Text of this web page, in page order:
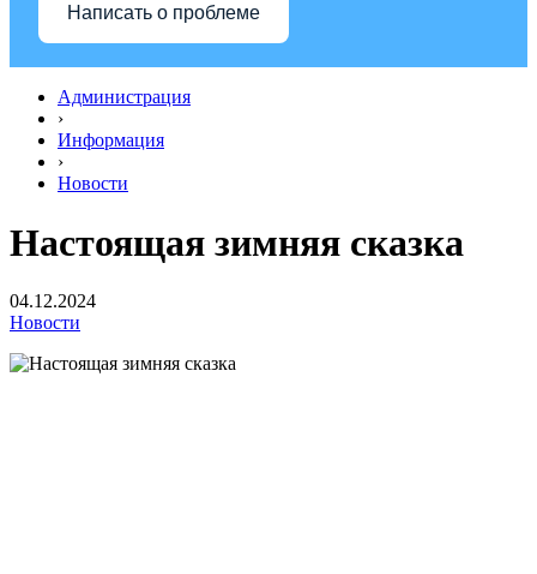
Написать о проблеме
Администрация
›
Информация
›
Новости
Настоящая зимняя сказка
04.12.2024
Новости